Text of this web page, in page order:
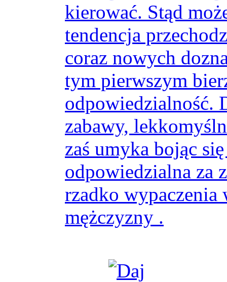
kierować. Stąd
tendencja
coraz nowych
tym pierwszym
odpowiedzialność.
zabawy,
zaś umyka bojąc
odpowiedzialna za
rzadko wypaczenia
mężczyzny .